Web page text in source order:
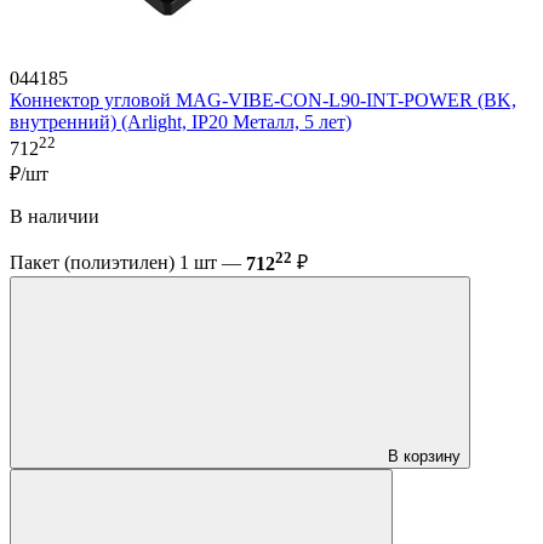
044185
Коннектор угловой MAG-VIBE-CON-L90-INT-POWER (BK,
внутренний) (Arlight, IP20 Металл, 5 лет)
71222
₽/шт
В наличии
Пакет (полиэтилен) 1 шт — 71222 ₽
В корзину